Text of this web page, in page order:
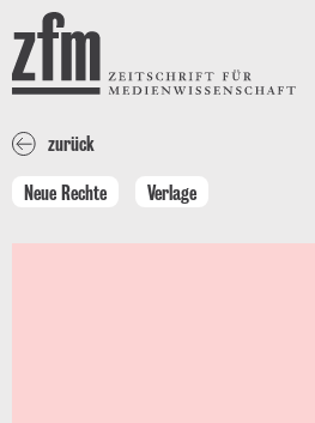
Direkt zum Inhalt
ZEITSCHRIFT FÜR
MEDIENWISSENSCHAFT
zurück
Neue Rechte Verlage